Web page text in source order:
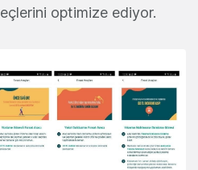
optimize ediyor.